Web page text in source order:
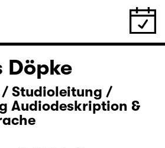
Döpke
Studioleitung /
Audiodeskription &